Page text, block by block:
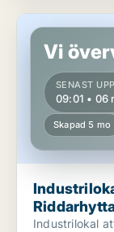
Industrilokal i
Vi
SENAST
09:01 • 06
Skapad 5 mo
Industrilokal